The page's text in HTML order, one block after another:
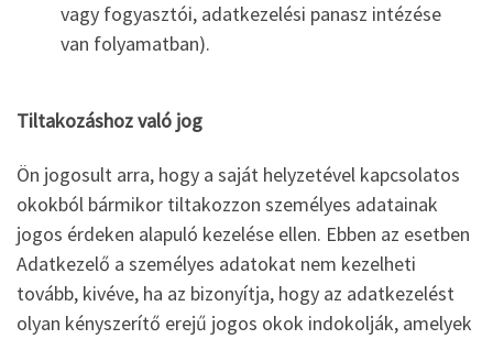
vagy fogyasztói, adatkezelési panasz intézése
van folyamatban).
Tiltakozáshoz való jog
Ön jogosult arra, hogy a saját helyzetével kapcsolatos
okokból bármikor tiltakozzon személyes adatainak
jogos érdeken alapuló kezelése ellen. Ebben az esetben
Adatkezelő a személyes adatokat nem kezelheti
tovább, kivéve, ha az bizonyítja, hogy az adatkezelést
olyan kényszerítő erejű jogos okok indokolják, amelyek